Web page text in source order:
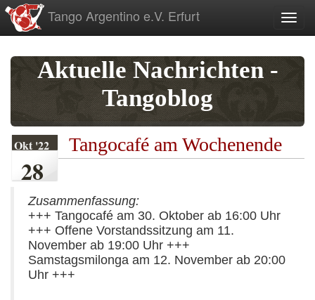
zum
Inhalt
Tango Argentino e.V. Erfurt
Aktuelle Nachrichten -
Tangoblog
Okt '22
28
Tangocafé am Wochenende
Zusammenfassung:
+++ Tangocafé am 30. Oktober ab 16:00 Uhr
+++ Offene Vorstandssitzung am 11.
November ab 19:00 Uhr +++
Samstagsmilonga am 12. November ab 20:00
Uhr +++